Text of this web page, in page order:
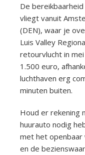
De
vliegt vanuit
(DEN), waar je
Luis Valley
retourvlucht in
1.500 euro,
luchthaven erg
minuten buiten.
Houd er rekening
huurauto nodig
met het
en de